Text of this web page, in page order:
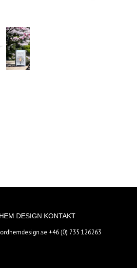
DESIGN KONTAKT
+46 (0) 735 126263